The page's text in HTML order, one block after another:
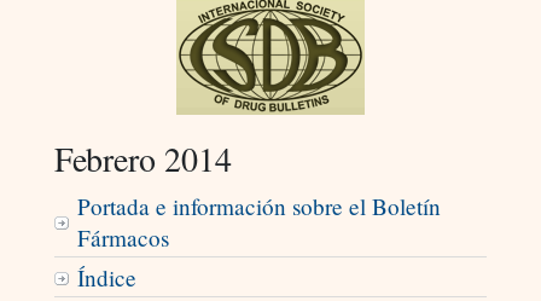
Febrero 2014
Portada e información sobre el Boletín
Fármacos
Índice